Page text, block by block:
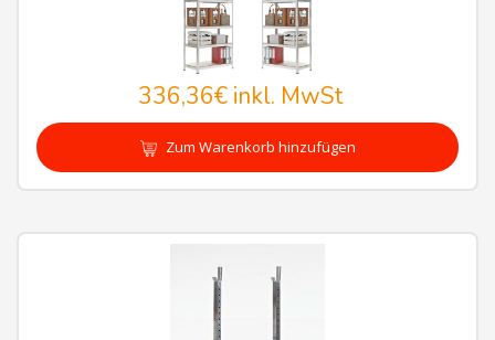
336,36€inkl. MwSt
Zum Warenkorb hinzufügen